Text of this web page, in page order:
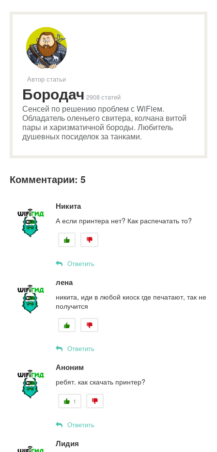
Автор статьи
Бородач 2908 статей
Сенсей по решению проблем с WiFiем.
Обладатель оленьего свитера, колчана витой
пары и харизматичной бороды. Любитель
душевных посиделок за танками.
Комментарии: 5
Никита
А если принтера нет? Как распечатать то?
Ответить
лена
никита, иди в любой киоск где печатают, так не
получится
Ответить
Аноним
ребят. как скачать принтер?
1
Ответить
Лидия